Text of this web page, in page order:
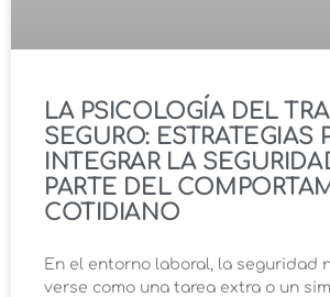
LA PSICOLOGÍA DEL
SEGURO: ESTRATEGIAS
INTEGRAR LA
PARTE DEL
COTIDIANO
En el entorno laboral, la seguridad
verse como una tarea extra o un